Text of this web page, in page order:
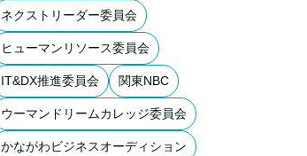
ネクストリーダー委員会
ヒューマンリソース委員会
IT&DX推進委員会 関東NBC
ウーマンドリームカレッジ委員会
かながわビジネスオーディション